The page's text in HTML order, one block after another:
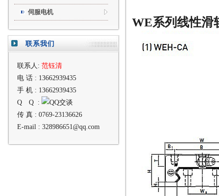
WE系列线性滑
伺服电机
联系我们
联系人: 范钰清
电 话 : 13662939435
手 机 : 13662939435
Q Q :
传 真 : 0769-23136626
E-mail : 328986651@qq.com